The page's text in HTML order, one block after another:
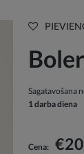
Sagatavošana
1 darba diena
Cena: